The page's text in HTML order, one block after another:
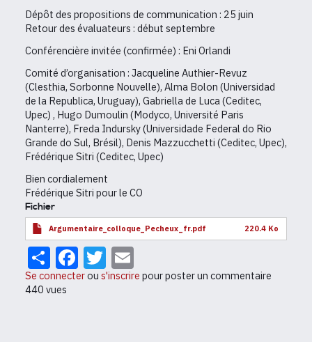
Dépôt des propositions de communication : 25 juin
Retour des évaluateurs : début septembre
Conférencière invitée (confirmée) : Eni Orlandi
Comité d’organisation : Jacqueline Authier-Revuz
(Clesthia, Sorbonne Nouvelle), Alma Bolon (Universidad
de la Republica, Uruguay), Gabriella de Luca (Ceditec,
Upec) , Hugo Dumoulin (Modyco, Université Paris
Nanterre), Freda Indursky (Universidade Federal do Rio
Grande do Sul, Brésil), Denis Mazzucchetti (Ceditec, Upec),
Frédérique Sitri (Ceditec, Upec)
Bien cordialement
Frédérique Sitri pour le CO
Fichier
Argumentaire_colloque_Pecheux_fr.pdf 220.4 Ko
ShareFacebook
Twitter
Se connecterou s'inscrire pour poster un commentaire
440 vues